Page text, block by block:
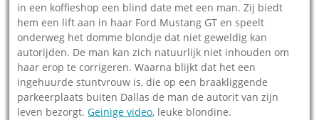
in een koffieshop een blind date met een man. Zij biedt
hem een lift aan in haar Ford Mustang GT en speelt
onderweg het domme blondje dat niet geweldig kan
autorijden. De man kan zich natuurlijk niet inhouden om
haar erop te corrigeren. Waarna blijkt dat het een
ingehuurde stuntvrouw is, die op een braakliggende
parkeerplaats buiten Dallas de man de autorit van zijn
leven bezorgt.Geinige video, leuke blondine.